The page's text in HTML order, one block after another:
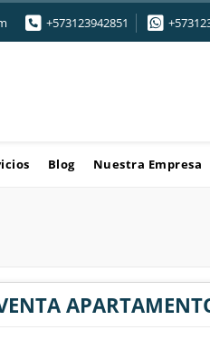
+573123942851
Blog Nuestra Empresa